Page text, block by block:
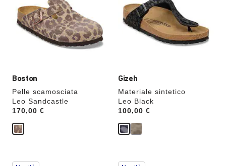
Boston
Pelle scamosciata
Leo Sandcastle
Price:
170,00 €
anteprime
dei
colori,
l’immagine
Gizeh
Materiale sintetico
Leo Black
Price:
100,00 €
anteprime
colori,
l’immagine
Interagendo
Interagendo